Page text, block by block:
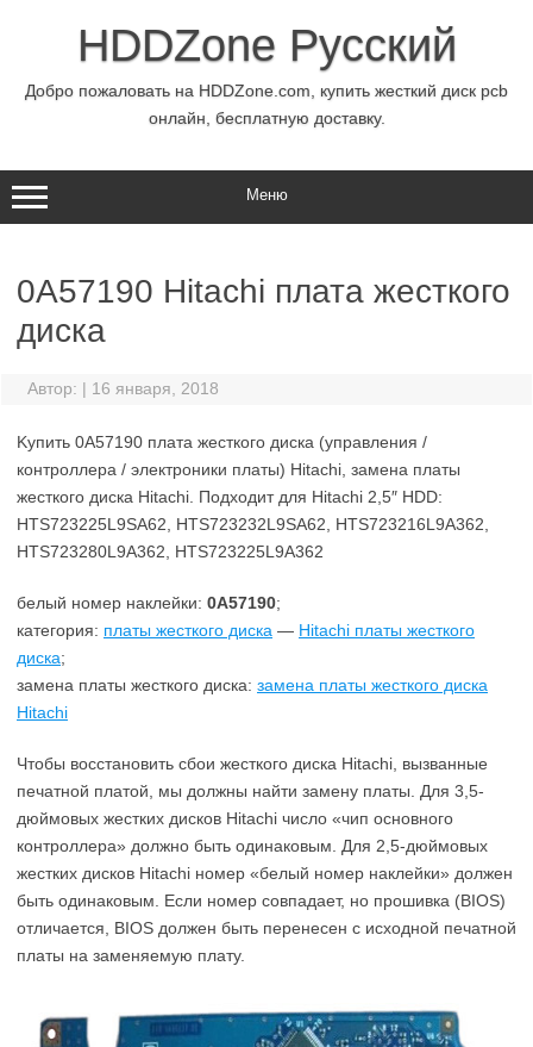
содержимомуHDDZone Русский
Добро пожаловать на HDDZone.com, купить жесткий диск pcb
онлайн, бесплатную доставку.
Меню
0A57190 Hitachi плата жесткого
диска
Автор: | 16 января, 2018
Kупить 0A57190 плата жесткого диска (управления /
контроллера / электроники платы) Hitachi, замена платы
жесткого диска Hitachi. Подходит для Hitachi 2,5″ HDD:
HTS723225L9SA62, HTS723232L9SA62, HTS723216L9A362,
HTS723280L9A362, HTS723225L9A362
белый номер наклейки: 0A57190;
категория: платы жесткого диска — Hitachi платы жесткого
диска;
замена платы жесткого диска: замена платы жесткого диска
Hitachi
Чтобы восстановить сбои жесткого диска Hitachi, вызванные
печатной платой, мы должны найти замену платы. Для 3,5-
дюймовых жестких дисков Hitachi число «чип основного
контроллера» должно быть одинаковым. Для 2,5-дюймовых
жестких дисков Hitachi номер «белый номер наклейки» должен
быть одинаковым. Если номер совпадает, но прошивка (BIOS)
отличается, BIOS должен быть перенесен с исходной печатной
платы на заменяемую плату.